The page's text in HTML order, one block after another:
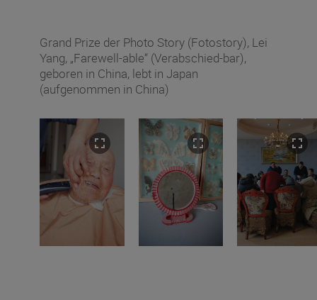
Grand Prize der Photo Story (Fotostory), Lei
Yang, „Farewell-able“ (Verabschied-bar),
geboren in China, lebt in Japan
(aufgenommen in China)